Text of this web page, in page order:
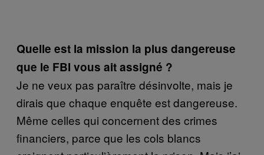
Quelle est la mission la plus dangereuse
que le FBI vous ait assigné ?
Je ne veux pas paraître désinvolte, mais je
dirais que chaque enquête est dangereuse.
Même celles qui concernent des crimes
financiers, parce que les cols blancs